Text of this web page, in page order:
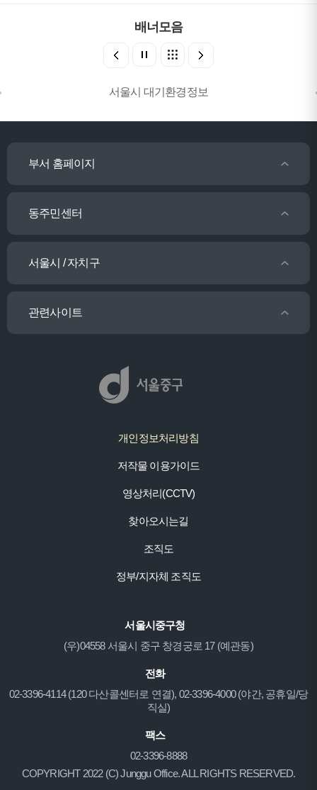
배너모음
서울시 대기환경정보
부서 홈페이지
동주민센터
서울시 / 자치구
관련사이트
개인정보처리방침
저작물 이용가이드
영상처리(CCTV)
찾아오시는길
조직도
정부/지자체 조직도
서울시중구청
(우)04558 서울시 중구 창경궁로 17 (예관동)
전화
02-3396-4114 (120 다산콜센터로 연결), 02-3396-4000 (야간, 공휴일/당
직실)
팩스
02-3396-8888
COPYRIGHT 2022 (C) Junggu Office. ALL RIGHTS RESERVED.